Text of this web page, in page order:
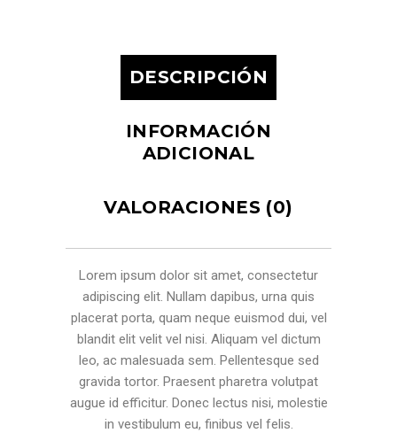
DESCRIPCIÓN
INFORMACIÓN
ADICIONAL
VALORACIONES (0)
Lorem ipsum dolor sit amet, consectetur
adipiscing elit. Nullam dapibus, urna quis
placerat porta, quam neque euismod dui, vel
blandit elit velit vel nisi. Aliquam vel dictum
leo, ac malesuada sem. Pellentesque sed
gravida tortor. Praesent pharetra volutpat
augue id efficitur. Donec lectus nisi, molestie
in vestibulum eu, finibus vel felis.